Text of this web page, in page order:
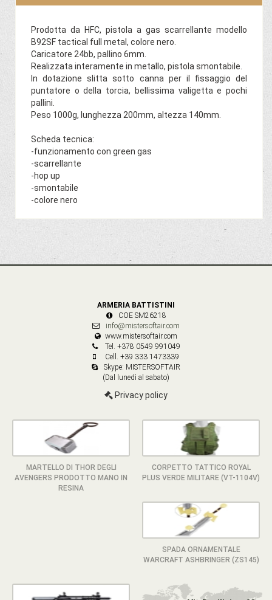
Prodotta da HFC, pistola a gas scarrellante modello
B92SF tactical full metal, colore nero.
Caricatore 24bb, pallino 6mm.
Realizzata interamente in metallo, pistola smontabile.
In dotazione slitta sotto canna per il fissaggio del
puntatore o della torcia, bellissima valigetta e pochi
pallini.
Peso 1000g, lunghezza 200mm, altezza 140mm.
Scheda tecnica:
-funzionamento con green gas
-scarrellante
-hop up
-smontabile
-colore nero
ARMERIA BATTISTINI
COE SM26218
info@mistersoftair.com
www.mistersoftair.com
Tel. +378 0549 991049
Cell. +39 333 1473339
Skype: MISTERSOFTAIR
(Dal lunedì al sabato)
Privacy policy
MARTELLO DI THOR DEGLI
AVENGERS PRODOTTO MANO IN
RESINA
CORPETTO TATTICO ROYAL
PLUS VERDE MILITARE (VT-1104V)
SPADA ORNAMENTALE
WARCRAFT ASHBRINGER (ZS145)